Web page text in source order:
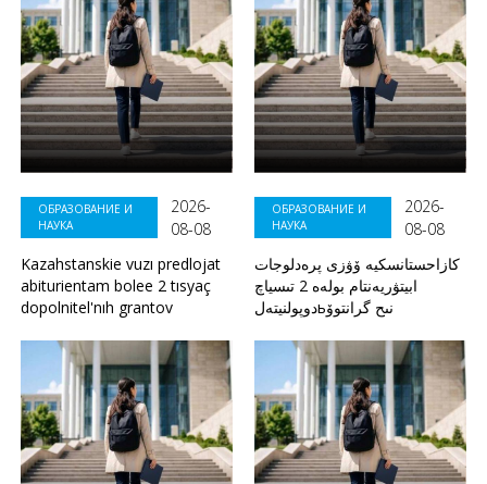
ОБРАЗОВАНИЕ И
НАУКА
2026-
08-08
Kazahstanskie vuzı predlojat
abiturientam bolee 2 tısyaç
dopolnitel'nıh grantov
ОБРАЗОВАНИЕ И
НАУКА
2026-
08-08
كازاحستانسكيە ۆۋزى پرەدلوجات
ابيتۋريەنتام بولەە 2 تىسياچ
دوپولنيتەلьنىح گرانتوۆ